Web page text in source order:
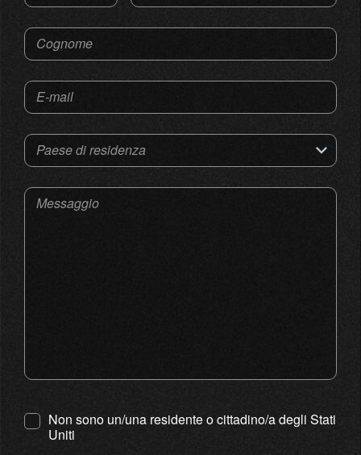
Cognome
E-mail
Paese di residenza
Messaggio
Non sono un/una residente o cittadino/a degli Stati
Uniti